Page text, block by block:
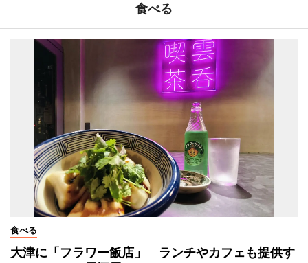
食べる
食べる
大津に「フラワー飯店」 ランチやカフェも提供す